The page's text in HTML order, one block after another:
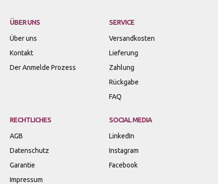
ÜBER UNS
Über uns
Kontakt
Der Anmelde Prozess
SERVICE
Versandkosten
Lieferung
Zahlung
Rückgabe
FAQ
RECHTLICHES
AGB
Datenschutz
Garantie
Impressum
SOCIAL MEDIA
LinkedIn
Instagram
Facebook